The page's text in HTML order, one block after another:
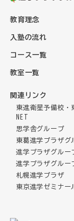
教育理念
入塾の流れ
コース一覧
教室一覧
関連リンク
東進衛星予備校・
NET
思学舎グループ
東葛進学プラザグ
進学プラザグルー
進学プラザグルー
札幌進学プラザ
東京進学ゼミナー